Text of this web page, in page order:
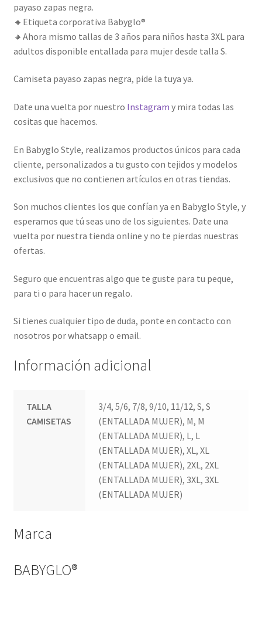
payaso zapas negra.
🔸Etiqueta corporativa Babyglo®
🔸Ahora mismo tallas de 3 años para niños hasta 3XL para
adultos disponible entallada para mujer desde talla S.
Camiseta payaso zapas negra, pide la tuya ya.
Date una vuelta por nuestro Instagram y mira todas las
cositas que hacemos.
En Babyglo Style, realizamos productos únicos para cada
cliente, personalizados a tu gusto con tejidos y modelos
exclusivos que no contienen artículos en otras tiendas.
Son muchos clientes los que confían ya en Babyglo Style, y
esperamos que tú seas uno de los siguientes. Date una
vuelta por nuestra tienda online y no te pierdas nuestras
ofertas.
Seguro que encuentras algo que te guste para tu peque,
para ti o para hacer un regalo.
Si tienes cualquier tipo de duda, ponte en contacto con
nosotros por whatsapp o email.
Información adicional
TALLA
CAMISETAS
3/4, 5/6, 7/8, 9/10, 11/12, S, S
(ENTALLADA MUJER), M, M
(ENTALLADA MUJER), L, L
(ENTALLADA MUJER), XL, XL
(ENTALLADA MUJER), 2XL, 2XL
(ENTALLADA MUJER), 3XL, 3XL
(ENTALLADA MUJER)
Marca
BABYGLO®